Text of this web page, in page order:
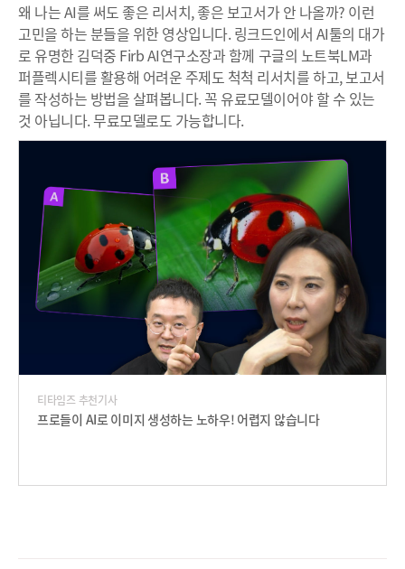
왜 나는 AI를 써도 좋은 리서치, 좋은 보고서가 안 나올까? 이런
고민을 하는 분들을 위한 영상입니다. 링크드인에서 AI툴의 대가
로 유명한 김덕중 Firb AI연구소장과 함께 구글의 노트북LM과
퍼플렉시티를 활용해 어려운 주제도 척척 리서치를 하고, 보고서
를 작성하는 방법을 살펴봅니다. 꼭 유료모델이어야 할 수 있는
것 아닙니다. 무료모델로도 가능합니다.
티타임즈 추천기사
프로들이 AI로 이미지 생성하는 노하우! 어렵지 않습니다